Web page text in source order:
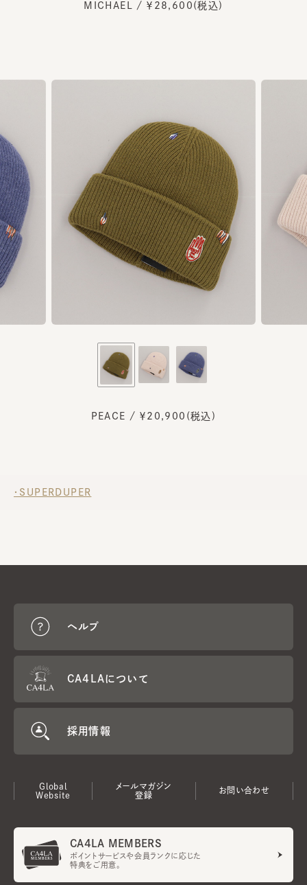
MICHAEL / ￥28,600(税込)
PEACE / ￥20,900(税込)
・SUPERDUPER
ヘルプ
CA4LAについて
採用情報
Global
Website
メールマガジン
登録
お問い合わせ
CA4LA MEMBERS
ポイントサービスや会員ランクに応じた
特典をご用意。